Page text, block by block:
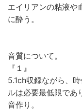
エイリアンの粘液や
に酔う。
音質について。
『１』
5.1ch収録ながら、
ルは必要最低限であ
音作り。